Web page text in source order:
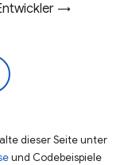
→
dieser Seite unter
und Codebeispiele